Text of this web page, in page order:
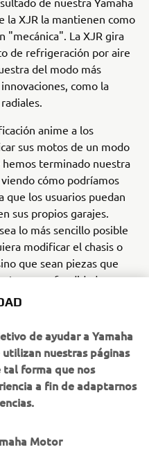
la XJR la mantienen como
"mecánica". La XJR gira
de refrigeración por aire
del modo más
como la
anime a los
sus motos de un modo
terminado nuestra
cómo podríamos
que los usuarios puedan
sus propios garajes.
lo más sencillo posible
modificar el chasis o
que sean piezas que
en profundidad pero
en sustitución de los
su personalidad."
a través de su sitio
de ayudar a Yamaha
nuestras páginas
tal forma que nos
a fin de adaptarnos
Motor